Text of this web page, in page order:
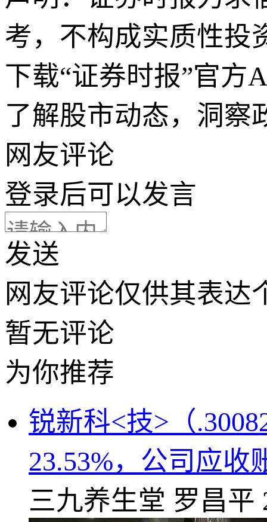
考，不构成实质性投
下载“证券时报”官方
了解股市动态，洞察
网友评论
登录后可以发言
发送
网友评论仅供其表达
暂无评论
为你推荐
锐新科<技>（
23.53%，公司应收
三九养生堂 罗昌平